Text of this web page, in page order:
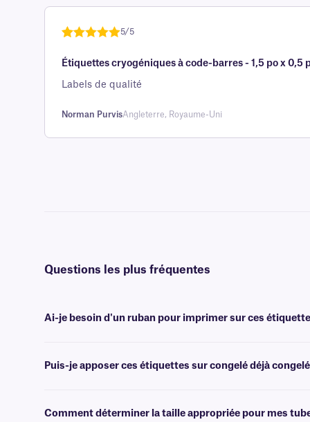
basée sur
avis client
5 sur la
base d'
client
5/5
Étiquettes cryogéniques à code-barres - 1,5 po x 0,5
Labels de qualité
Norman PurvisAngleterre, Royaume-Uni
Questions les plus fréquentes
Ai-je besoin d'un ruban pour imprimer sur ces
Puis-je apposer ces étiquettes sur congelé déjà
Comment déterminer la taille appropriée pour mes